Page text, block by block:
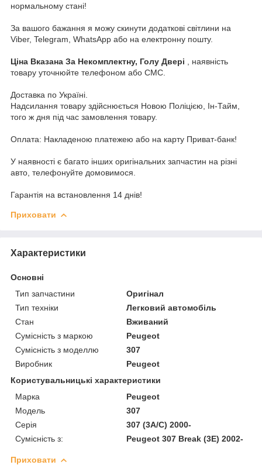
нормальному стані!
За вашого бажання я можу скинути додаткові світлини на
Viber, Telegram, WhatsApp або на електронну пошту.
Ціна Вказана За Некомплектну, Голу Двері , наявність
товару уточнюйте телефоном або СМС.
Доставка по Україні.
Надсилання товару здійснюється Новою Поліцією, Ін-Тайм,
того ж дня під час замовлення товару.
Оплата: Накладеною платежею або на карту Приват-банк!
У наявності є багато інших оригінальних запчастин на різні
авто, телефонуйте домовимося.
Гарантія на встановлення 14 днів!
Приховати
Характеристики
Основні
Тип запчастини
Оригінал
Тип техніки
Легковий автомобіль
Стан
Вживаний
Сумісність з маркою
Peugeot
Сумісність з моделлю
307
Виробник
Peugeot
Користувальницькі характеристики
Марка
Peugeot
Модель
307
Серія
307 (3A/C) 2000-
Сумісність з:
Peugeot 307 Break (3E) 2002-
Приховати